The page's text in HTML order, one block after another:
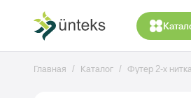
Главная Каталог Футер 2-х